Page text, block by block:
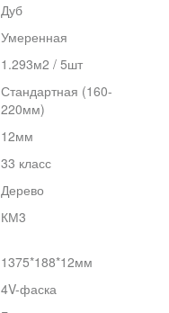
Дуб
Умеренная
1.293м2 / 5шт
Стандартная (160-
220мм)
12мм
33 класс
Дерево
КМ3
1375*188*12мм
4V-фаска